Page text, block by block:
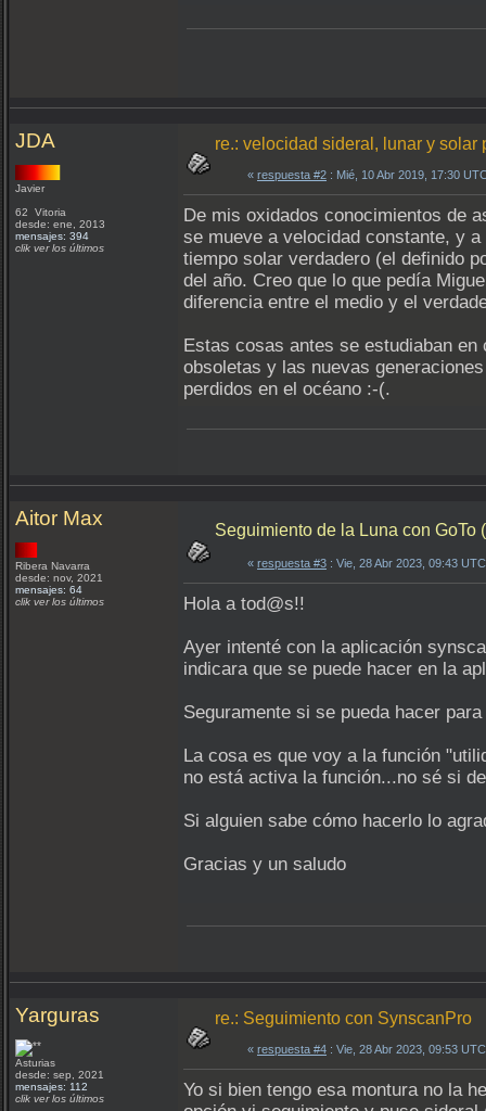
JDA
Javier
62 Vitoria
desde: ene, 2013
mensajes: 394
clik ver los últimos
re.: velocidad sideral, lunar y solar
« respuesta #2 : Mié, 10 Abr 2019, 17:30
De mis oxidados conocimientos de
se mueve a velocidad constante, y
tiempo solar verdadero (el definido
del año. Creo que lo que pedía
diferencia entre el medio y el
Estas cosas antes se estudiaban
obsoletas y las nuevas
perdidos en el océano :-(.
Aitor Max
Ribera Navarra
desde: nov, 2021
mensajes: 64
clik ver los últimos
Seguimiento de la Luna con GoTo
« respuesta #3 : Vie, 28 Abr 2023, 09:43
Hola a tod@s!!
Ayer intenté con la aplicación
indicara que se puede hacer en la
Seguramente si se pueda hacer
La cosa es que voy a la función
no está activa la función...no sé si
Si alguien sabe cómo hacerlo lo
Gracias y un saludo
Yarguras
Asturias
desde: sep, 2021
mensajes: 112
clik ver los últimos
re.: Seguimiento con SynscanPro
« respuesta #4 : Vie, 28 Abr 2023, 09:53
Yo si bien tengo esa montura no la